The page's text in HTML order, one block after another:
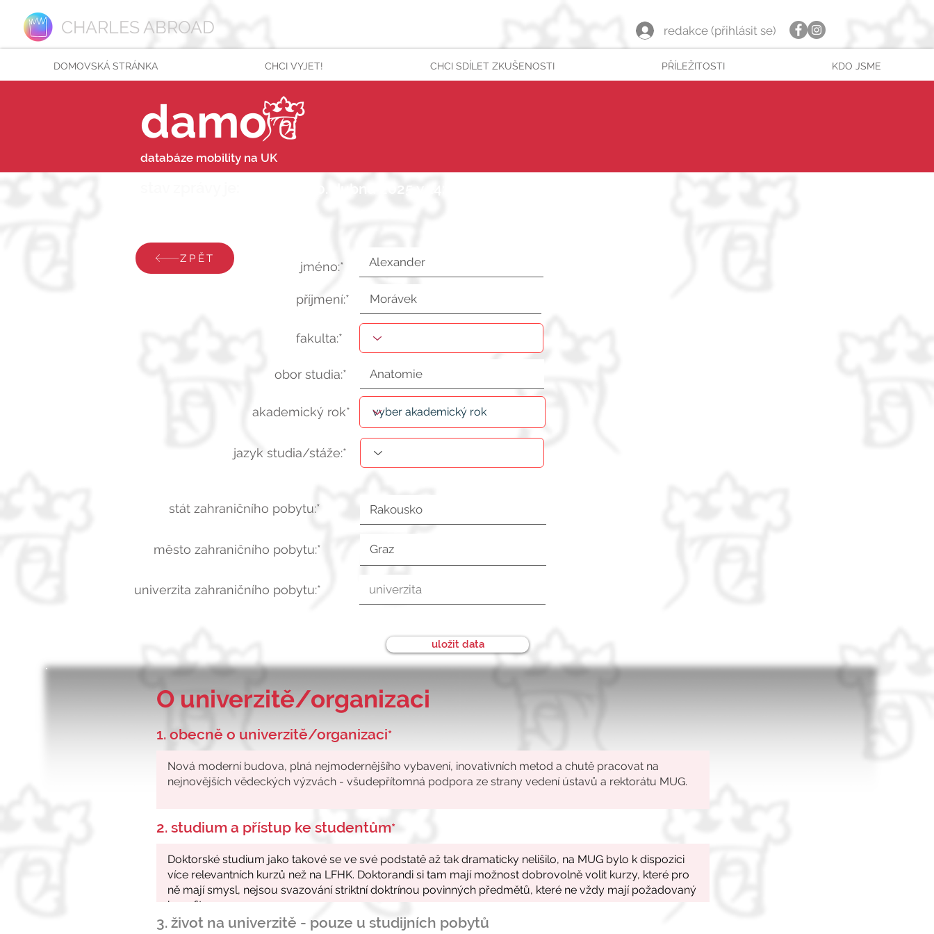
CHARLES ABROAD redakce (přihlásit se)
DOMOVSKÁ STRÁNKA CHCI VYJET! CHCI SDÍLET ZKUŠENOSTI PŘÍLEŽITOSTI KDO JSME
damo
databáze mobility na UK
ZPĚT
jméno:*
příjmení:*
fakulta:*
obor studia:*
akademický rok*
jazyk studia/stáže:*
stát zahraničního pobytu:*
město zahraničního pobytu:*
univerzita zahraničního pobytu:*
uložit data
O univerzitě/organizaci
1. obecně o univerzitě/organizaci*
2. studium a přístup ke studentům*
3. život na univerzitě - pouze u studijních pobytů